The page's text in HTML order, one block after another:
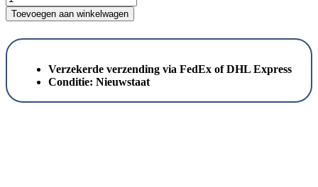
Toevoegen aan winkelwagen
Verzekerde verzending via FedEx of DHL Express
Conditie: Nieuwstaat